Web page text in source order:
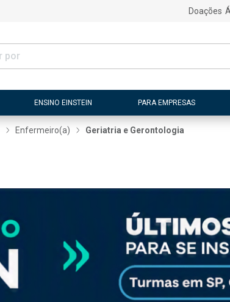
Doações
ENSINO EINSTEIN PARA EMPRESAS
Enfermeiro(a) Geriatria e Gerontologia